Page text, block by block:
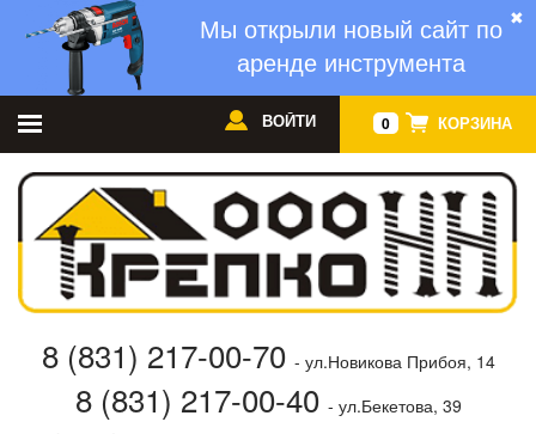
✖
Мы открыли новый сайт по
аренде инструмента
0 КОРЗИНА
ВОЙТИ
8 (831) 217-00-70 - ул.Новикова Прибоя, 14
8 (831) 217-00-40 - ул.Бекетова, 39